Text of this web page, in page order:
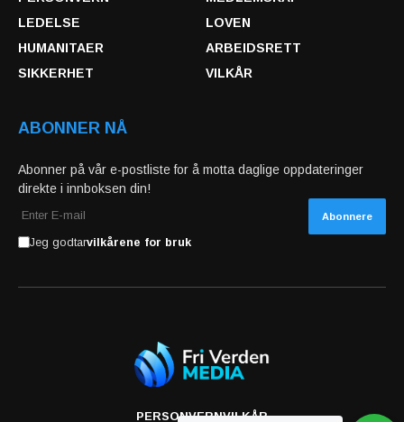
LEDELSE
LOVEN
HUMANITAER
ARBEIDSRETT
SIKKERHET
VILKÅR
ABONNER NÅ
Abonner på vår e-postliste for å motta daglige oppdateringer
direkte i innboksen din!
Jeg godtarvilkårene for bruk
PERSONVERNVILKÅR